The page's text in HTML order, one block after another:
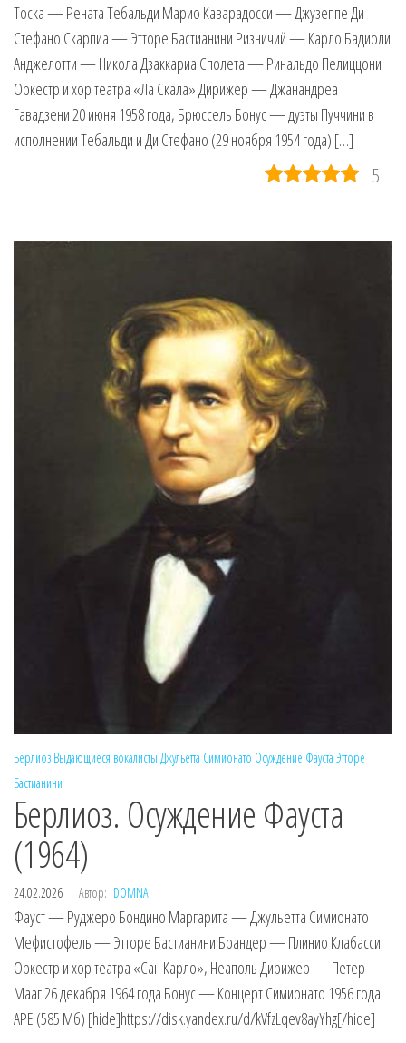
Тоска — Рената Тебальди Марио Каварадосси — Джузеппе Ди
Стефано Скарпиа — Этторе Бастианини Ризничий — Карло Бадиоли
Анджелотти — Никола Дзаккариа Сполета — Ринальдо Пелиццони
Оркестр и хор театра «Ла Скала» Дирижер — Джанандреа
Гавадзени 20 июня 1958 года, Брюссель Бонус — дуэты Пуччини в
исполнении Тебальди и Ди Стефано (29 ноября 1954 года) […]
5
Берлиоз Выдающиеся вокалисты Джульетта Симионато Осуждение Фауста Этторе
Бастианини
Берлиоз. Осуждение Фауста
(1964)
24.02.2026 Автор: DOMNA
Фауст — Руджеро Бондино Маргарита — Джульетта Симионато
Мефистофель — Этторе Бастианини Брандер — Плинио Клабасси
Оркестр и хор театра «Сан Карло», Неаполь Дирижер — Петер
Мааг 26 декабря 1964 года Бонус — Концерт Симионато 1956 года
APE (585 Мб) [hide]https://disk.yandex.ru/d/kVfzLqev8ayYhg[/hide]